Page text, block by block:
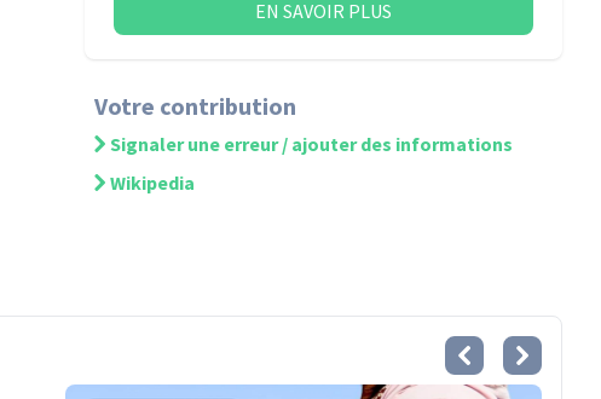
EN SAVOIR PLUS
Votre contribution
Signaler une erreur / ajouter des informations
Wikipedia